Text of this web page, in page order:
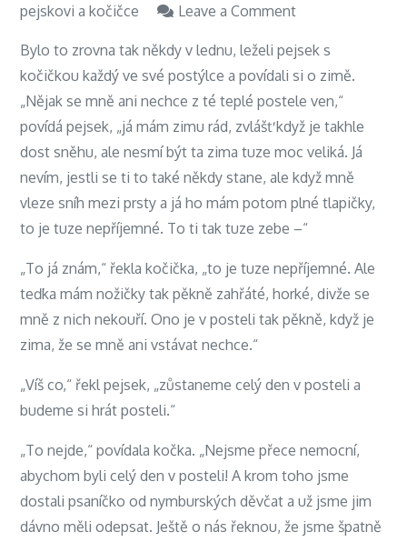
pejskovi a kočičce
Leave a Commenton
pejskovi
a
kočičce,
jak
psali
psaní
děvčatům
Nymburka
Bylo to zrovna tak někdy v lednu, leželi pejsek s
kočičkou každý ve své postýlce a povídali si o zimě.
„Nějak se mně ani nechce z té teplé postele ven,“
povídá pejsek, „já mám zimu rád, zvlášť když je takhle
dost sněhu, ale nesmí být ta zima tuze moc veliká. Já
nevím, jestli se ti to také někdy stane, ale když mně
vleze sníh mezi prsty a já ho mám potom plné tlapičky,
to je tuze nepříjemné. To ti tak tuze zebe –“
„To já znám,“ řekla kočička, „to je tuze nepříjemné. Ale
teďka mám nožičky tak pěkně zahřáté, horké, divže se
mně z nich nekouří. Ono je v posteli tak pěkně, když je
zima, že se mně ani vstávat nechce.“
„Víš co,“ řekl pejsek, „zůstaneme celý den v posteli a
budeme si hrát posteli.“
„To nejde,“ povídala kočka. „Nejsme přece nemocní,
abychom byli celý den v posteli! A krom toho jsme
dostali psaníčko od nymburských děvčat a už jsme jim
dávno měli odepsat. Ještě o nás řeknou, že jsme špatně